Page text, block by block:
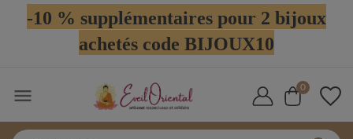
-10 % supplémentaires pour 2 bijoux
achetés code BIJOUX10
 0